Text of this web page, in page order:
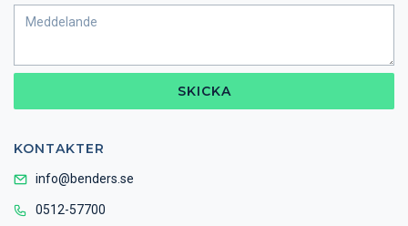
SKICKA
KONTAKTER
info@benders.se
0512-57700